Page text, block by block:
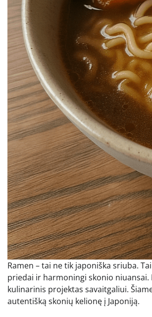
Ramen – tai ne tik japoniška sriuba.
priedai ir harmoningi skonio
kulinarinis projektas savaitgaliui.
autentišką skonių kelionę į Japoniją.